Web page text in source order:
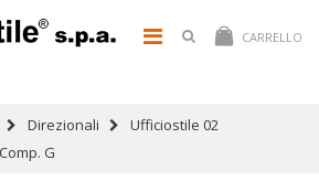
CARRELLO
Direzionali
Ufficiostile 02
G